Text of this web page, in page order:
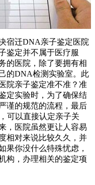
宿迁DNA亲子鉴定医院
鉴定并不属于医疗服
的医院，除了要拥有相
的DNA检测实验室。此
院亲子鉴定准不准？准
定实验时，为了确保结
谨的规范的流程，最后
可以直接认定亲子关
，医院虽然更让人容易
相对来说比较久久，并
果你没什么特殊忧虑，
构，办理相关的鉴定项